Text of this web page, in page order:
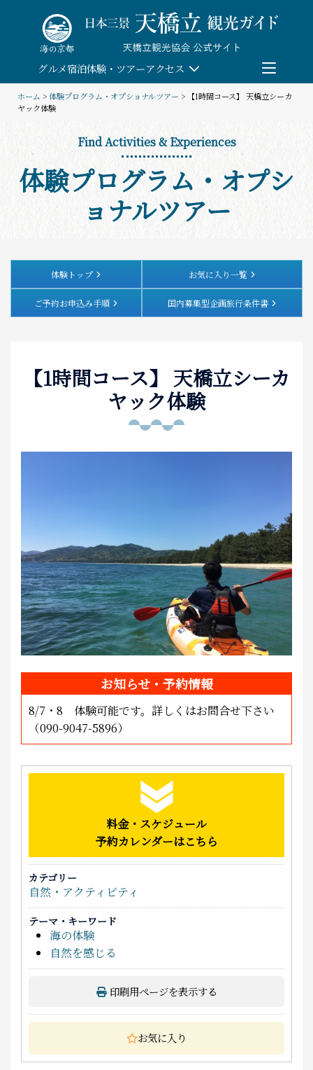
content
グルメ宿泊体験・ツアーアクセス
団体予約
教育/研修旅行
観る・遊ぶ
体験・ツアー
食べる
お土産
アクセス
ホーム >体験プログラム・オプショナルツアー > 【1時間コース】 天橋立シーカ
ヤック体験
Find Activities & Experiences
体験プログラム・オプシ
ョナルツアー
体験トップ お気に入り一覧
ご予約お申込み手順 国内募集型企画旅行条件書
【1時間コース】 天橋立シーカ
ヤック体験
お知らせ・予約情報
8/7・8 体験可能です。詳しくはお問合せ下さい
（090-9047-5896）
料金・スケジュール
予約カレンダーはこちら
カテゴリー
自然・アクティビティ
テーマ・キーワード
海の体験
自然を感じる
印刷用ページを表示する
お気に入り